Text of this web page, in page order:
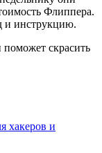
Флиппера.
и инструкцию.
скрасить
хакеров и